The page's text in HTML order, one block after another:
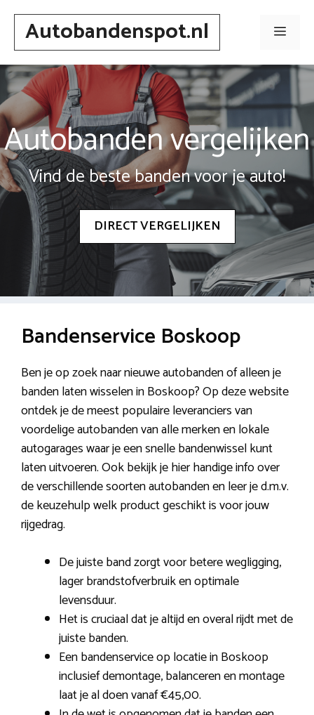
Spring
inhoudAutobandenspot.nl Menu
Autobanden vergelijken
Vind de beste banden voor je auto!
DIRECT VERGELIJKEN
Bandenservice Boskoop
Ben je op zoek naar nieuwe autobanden of alleen je
banden laten wisselen in Boskoop? Op deze website
ontdek je de meest populaire leveranciers van
voordelige autobanden van alle merken en lokale
autogarages waar je een snelle bandenwissel kunt
laten uitvoeren. Ook bekijk je hier handige info over
de verschillende soorten autobanden en leer je d.m.v.
de keuzehulp welk product geschikt is voor jouw
rijgedrag.
De juiste band zorgt voor betere wegligging,
lager brandstofverbruik en optimale
levensduur.
Het is cruciaal dat je altijd en overal rijdt met de
juiste banden.
Een bandenservice op locatie in Boskoop
inclusief demontage, balanceren en montage
laat je al doen vanaf €45,00.